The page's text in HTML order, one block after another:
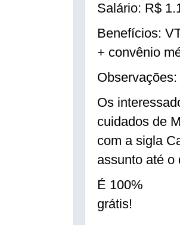
Salário: R$
Benefícios:
+ convênio
Os
cuidados de
com a sigla
assunto até o
É 100%
grátis!